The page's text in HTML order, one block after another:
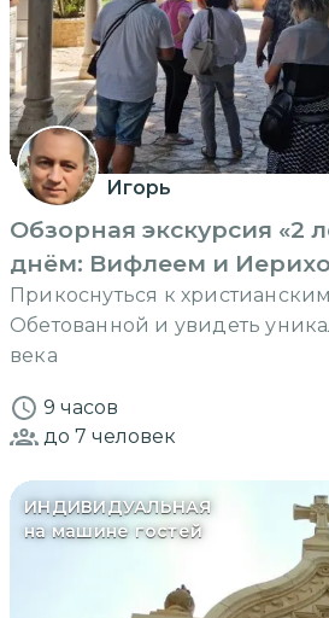
Игорь
Обзорная экскурсия «2
днём: Вифлеем и
Прикоснуться к
Обетованной и увидеть
века
9 часов
до 7 человек
ИНДИВИДУАЛЬНАЯ
на машине гостей